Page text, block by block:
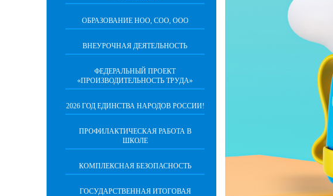
ОБРАЗОВАНИЕ НОО, СОО, ООО
ВНЕУРОЧНАЯ ДЕЯТЕЛЬНОСТЬ
ФЕДЕРАЛЬНЫЙ ПРОЕКТ
«ПРОИЗВОДИТЕЛЬНОСТЬ ТРУДА»
2026 ГОД ЕДИНСТВА НАРОДОВ РОССИИ!
ПРОФИЛАКТИЧЕСКАЯ РАБОТА В
ШКОЛЕ
КОМПЛЕКСНАЯ БЕЗОПАСНОСТЬ
ГОСУДАРСТВЕННАЯ ИТОГОВАЯ